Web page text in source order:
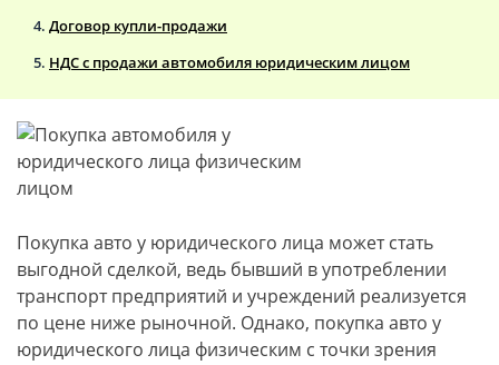
Договор купли-продажи
НДС с продажи автомобиля юридическим лицом
Покупка авто у юридического лица может стать
выгодной сделкой, ведь бывший в употреблении
транспорт предприятий и учреждений реализуется
по цене ниже рыночной. Однако, покупка авто у
юридического лица физическим с точки зрения